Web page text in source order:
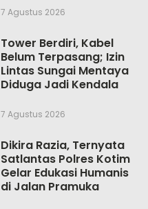
7 Agustus 2026
Tower Berdiri, Kabel
Belum Terpasang; Izin
Lintas Sungai Mentaya
Diduga Jadi Kendala
7 Agustus 2026
Dikira Razia, Ternyata
Satlantas Polres Kotim
Gelar Edukasi Humanis
di Jalan Pramuka